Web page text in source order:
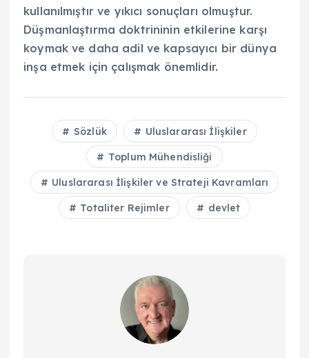
kullanılmıştır ve yıkıcı sonuçları olmuştur.
Düşmanlaştırma doktrininin etkilerine karşı
koymak ve daha adil ve kapsayıcı bir dünya
inşa etmek için çalışmak önemlidir.
Sözlük Uluslararası İlişkiler
Toplum Mühendisliği
Uluslararası İlişkiler ve Strateji Kavramları
Totaliter Rejimler devlet